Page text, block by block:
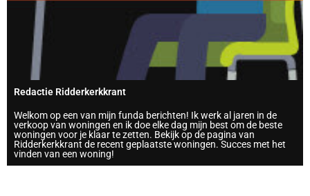
Redactie Ridderkerkkrant
Welkom op een van mijn funda berichten! Ik werk al jaren in de
verkoop van woningen en ik doe elke dag mijn best om de beste
woningen voor je klaar te zetten. Bekijk op de pagina van
Ridderkerkkrant de recent geplaatste woningen. Succes met het
vinden van een woning!